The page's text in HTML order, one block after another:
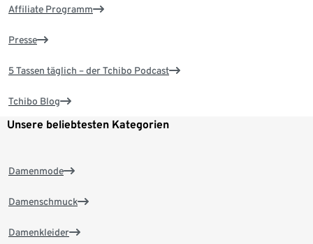
Affiliate Programm
Presse
5 Tassen täglich – der Tchibo Podcast
Tchibo Blog
Unsere beliebtesten Kategorien
Damenmode
Damenschmuck
Damenkleider